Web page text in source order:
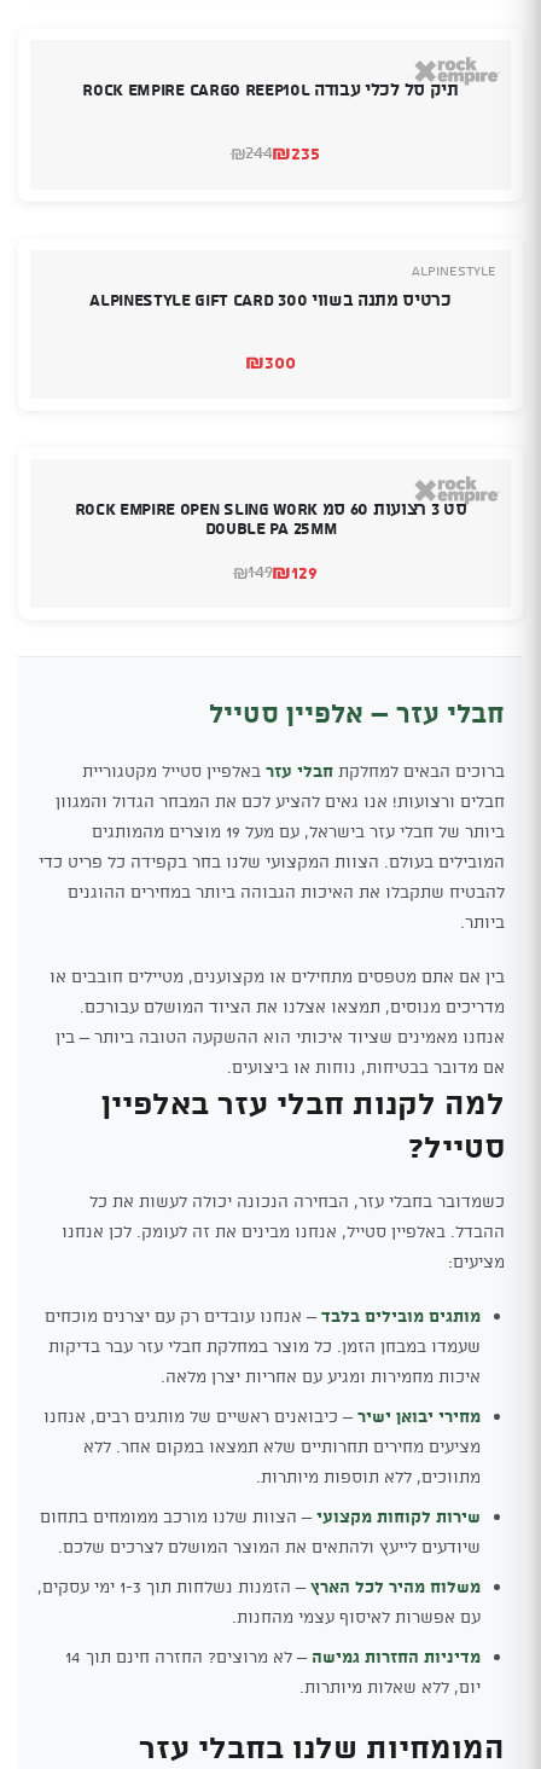
תיק סל לכלי עבודה ROCK EMPIRE CARGO REEP10L
₪244
המחיר₪235
המחיר
Alpinestyle
כרטיס מתנה בשווי 300 Alpinestyle Gift Card
₪300
סט 3 רצועות 60 סמ Rock Empire Open Sling Work
Double PA 25mm
₪149
המחיר₪129
המחיר
חבלי עזר – אלפיין סטייל
ברוכים הבאים למחלקת חבלי עזר באלפיין סטייל מקטגוריית
חבלים ורצועות! אנו גאים להציע לכם את המבחר הגדול והמגוון
ביותר של חבלי עזר בישראל, עם מעל 19 מוצרים מהמותגים
המובילים בעולם. הצוות המקצועי שלנו בחר בקפידה כל פריט כדי
להבטיח שתקבלו את האיכות הגבוהה ביותר במחירים ההוגנים
ביותר.
בין אם אתם מטפסים מתחילים או מקצוענים, מטיילים חובבים או
מדריכים מנוסים, תמצאו אצלנו את הציוד המושלם עבורכם.
אנחנו מאמינים שציוד איכותי הוא ההשקעה הטובה ביותר – בין
אם מדובר בבטיחות, נוחות או ביצועים.
למה לקנות חבלי עזר באלפיין
סטייל?
כשמדובר בחבלי עזר, הבחירה הנכונה יכולה לעשות את כל
ההבדל. באלפיין סטייל, אנחנו מבינים את זה לעומק. לכן אנחנו
מציעים:
מותגים מובילים בלבד– אנחנו עובדים רק עם יצרנים מוכחים
שעמדו במבחן הזמן. כל מוצר במחלקת חבלי עזר עבר בדיקות
איכות מחמירות ומגיע עם אחריות יצרן מלאה.
מחירי יבואן ישיר– כיבואנים ראשיים של מותגים רבים, אנחנו
מציעים מחירים תחרותיים שלא תמצאו במקום אחר. ללא
מתווכים, ללא תוספות מיותרות.
שירות לקוחות מקצועי– הצוות שלנו מורכב ממומחים בתחום
שיודעים לייעץ ולהתאים את המוצר המושלם לצרכים שלכם.
משלוח מהיר לכל הארץ
– הזמנות נשלחות תוך 1-3 ימי עסקים,
עם אפשרות לאיסוף עצמי מהחנות.
מדיניות החזרות גמישה
– לא מרוצים? החזרה חינם תוך 14
יום, ללא שאלות מיותרות.
המומחיות שלנו בחבלי עזר